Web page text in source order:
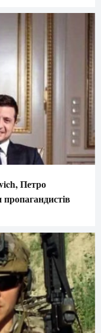
Петро